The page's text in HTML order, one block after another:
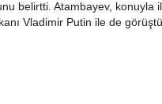
belirtti. Atambayev, konuyla
Vladimir Putin ile de